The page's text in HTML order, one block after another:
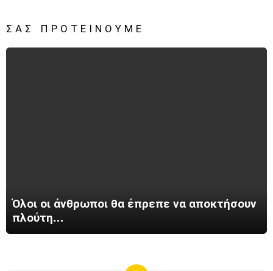
ΣΑΣ ΠΡΟΤΕΊΝΟΥΜΕ
Όλοι οι άνθρωποι θα έπρεπε να αποκτήσουν
πλούτη…